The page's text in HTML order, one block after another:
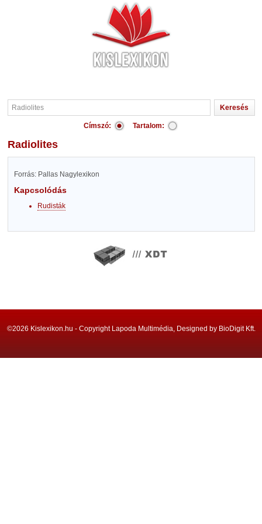
Címszó: Tartalom:
Radiolites
Forrás: Pallas Nagylexikon
Kapcsolódás
Rudisták
©2026 Kislexikon.hu - Copyright Lapoda Multimédia, Designed by BioDigit Kft.